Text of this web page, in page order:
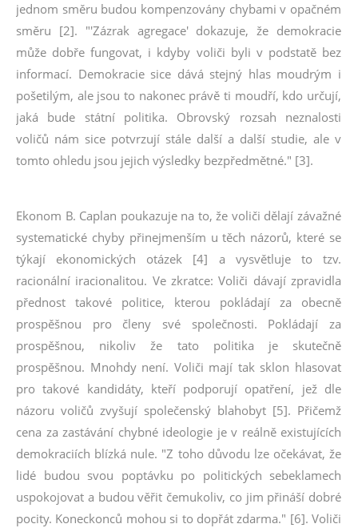
jednom směru budou kompenzovány chybami v opačném
směru [2]. "'Zázrak agregace' dokazuje, že demokracie
může dobře fungovat, i kdyby voliči byli v podstatě bez
informací. Demokracie sice dává stejný hlas moudrým i
pošetilým, ale jsou to nakonec právě ti moudří, kdo určují,
jaká bude státní politika. Obrovský rozsah neznalosti
voličů nám sice potvrzují stále další a další studie, ale v
tomto ohledu jsou jejich výsledky bezpředmětné." [3].
Ekonom B. Caplan poukazuje na to, že voliči dělají závažné
systematické chyby přinejmenším u těch názorů, které se
týkají ekonomických otázek [4] a vysvětluje to tzv.
racionální iracionalitou. Ve zkratce: Voliči dávají zpravidla
přednost takové politice, kterou pokládají za obecně
prospěšnou pro členy své společnosti. Pokládají za
prospěšnou, nikoliv že tato politika je skutečně
prospěšnou. Mnohdy není. Voliči mají tak sklon hlasovat
pro takové kandidáty, kteří podporují opatření, jež dle
názoru voličů zvyšují společenský blahobyt [5]. Přičemž
cena za zastávání chybné ideologie je v reálně existujících
demokraciích blízká nule. "Z toho důvodu lze očekávat, že
lidé budou svou poptávku po politických sebeklamech
uspokojovat a budou věřit čemukoliv, co jim přináší dobré
pocity. Koneckonců mohou si to dopřát zdarma." [6]. Voliči